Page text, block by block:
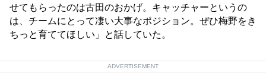
せてもらったのは古田のおかげ。キャッチャーというの
は、チームにとって凄い大事なポジション。ぜひ梅野をき
ちっと育ててほしい」と話していた。
ADVERTISEMENT